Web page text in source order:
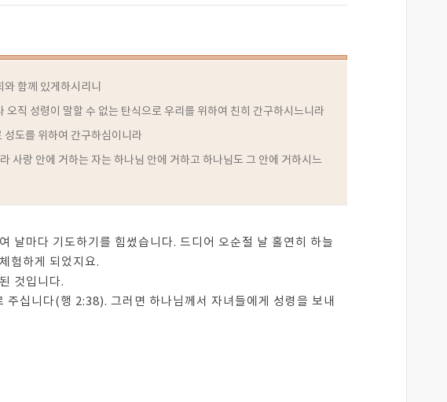
함께 있게하시리니
직 성령이 말할 수 없는 탄식으로 우리를 위하여 친히 간구하시느니라
도를 위하여 간구하심이니라
사랑 안에 거하는 자는 하나님 안에 거하고 하나님도 그 안에 거하시느
날마다 기도하기를 힘썼습니다. 드디어 오순절 날 홀연히 하늘
험하게 되었지요.
것입니다.
십니다(행 2:38). 그러면 하나님께서 자녀들에게 성령을 보내